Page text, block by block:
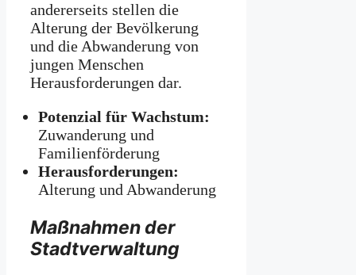
andererseits stellen die
Alterung der Bevölkerung
und die Abwanderung von
jungen Menschen
Herausforderungen dar.
Potenzial für Wachstum:
Zuwanderung und
Familienförderung
Herausforderungen:
Alterung und Abwanderung
Maßnahmen der
Stadtverwaltung